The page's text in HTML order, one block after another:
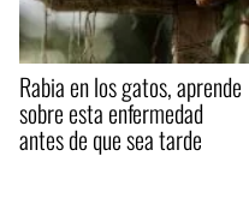
Rabia en los gatos, aprende
sobre esta enfermedad
antes de que sea tarde